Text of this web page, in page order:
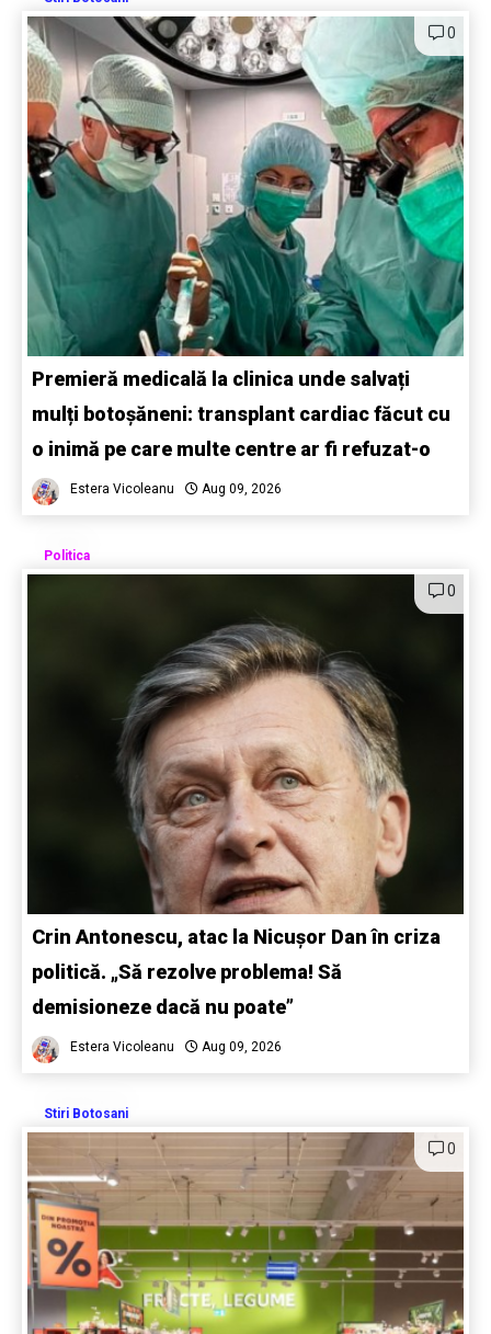
0
Premieră medicală la clinica unde salvați
mulți botoșăneni: transplant cardiac făcut cu
o inimă pe care multe centre ar fi refuzat-o
Estera Vicoleanu Aug 09, 2026
Politica
0
Crin Antonescu, atac la Nicușor Dan în criza
politică. „Să rezolve problema! Să
demisioneze dacă nu poate”
Estera Vicoleanu Aug 09, 2026
Stiri Botosani
0